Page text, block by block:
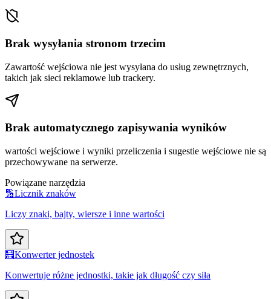
Brak wysyłania stronom trzecim
Zawartość wejściowa nie jest wysyłana do usług zewnętrznych,
takich jak sieci reklamowe lub trackery.
Brak automatycznego zapisywania wyników
wartości wejściowe i wyniki przeliczenia i sugestie wejściowe nie są
przechowywane na serwerze.
Powiązane narzędzia
🔢Licznik znaków
Liczy znaki, bajty, wiersze i inne wartości
🧮Konwerter jednostek
Konwertuje różne jednostki, takie jak długość czy siła